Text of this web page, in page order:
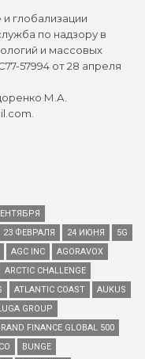
глобализации
по надзору в
и массовых
57994 от 28 апреля
М.А.
23 ФЕВРАЛЯ 24 ИЮНЯ
5G
AGC INC
AGORAVOX
ARCTIC CHALLENGE
ATLANTIC COAST
AUKUS
GROUP
FINANCE GLOBAL 500
BUNGE